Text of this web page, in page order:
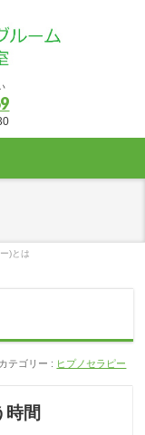
)とは
カテゴリー : ヒプノセラピー
時間